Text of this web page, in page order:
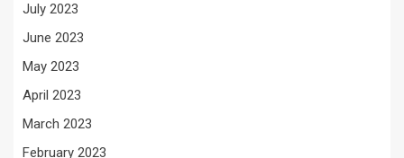
July 2023
June 2023
May 2023
April 2023
March 2023
February 2023